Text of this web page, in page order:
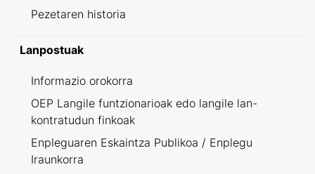
Pezetaren historia
Lanpostuak
Informazio orokorra
OEP Langile funtzionarioak edo langile lan-
kontratudun finkoak
Enpleguaren Eskaintza Publikoa / Enplegu
Iraunkorra